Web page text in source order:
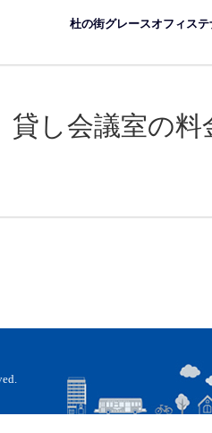
杜の街グレースオフィス
し会議室の料